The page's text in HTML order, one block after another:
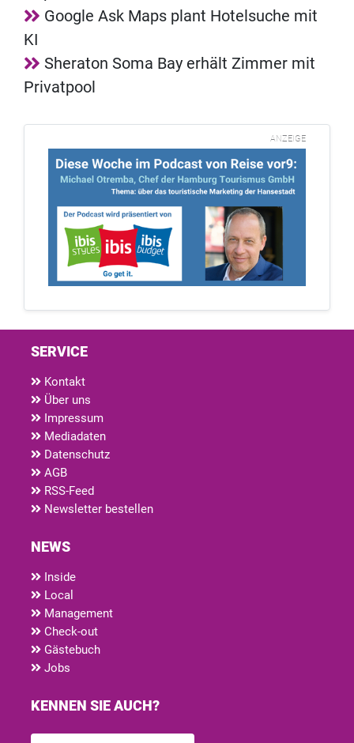
Google Ask Maps plant Hotelsuche mit
KI
Sheraton Soma Bay erhält Zimmer mit
Privatpool
ANZEIGE
SERVICE
Kontakt
Über uns
Impressum
Mediadaten
Datenschutz
AGB
RSS-Feed
Newsletter bestellen
NEWS
Inside
Local
Management
Check-out
Gästebuch
Jobs
KENNEN SIE AUCH?